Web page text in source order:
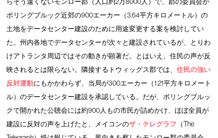
ボリングブルック近郊の900エーカー（3.64平方キロメートル）の
土地をデータセンター建設のために用途変更する案を検討してい
た。州内各地でデータセンターが次々と建設されているが、とりわ
けアトランタ周辺ではその動きが顕著だ。とはいえ、住民の声が反
映されるとは限らない。隣接するトウィッグス郡では、住民の強い
反対運動にもかかわらず、当局が300エーカー（1.21平方キロメート
ル）のデータセンター建設を承認している。だが、ボリングブルッ
クで開かれた公聴会には約900人もの市民が詰めかけ、ほぼ全員が
建設に反対の声を上げたと、メイコンのザ・テレグラフ （The